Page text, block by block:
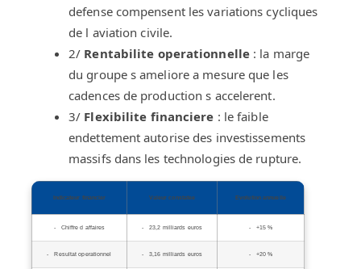
defense compensent les variations cycliques
de l aviation civile.
2/ Rentabilite operationnelle: la marge
du groupe s ameliore a mesure que les
cadences de production s accelerent.
3/ Flexibilite financiere : le faible
endettement autorise des investissements
massifs dans les technologies de rupture.
Indicateur financier Valeur constatee Evolution annuelle
Chiffre d affaires 23,2 milliards euros +15 %
Resultat operationnel 3,16 milliards euros +20 %